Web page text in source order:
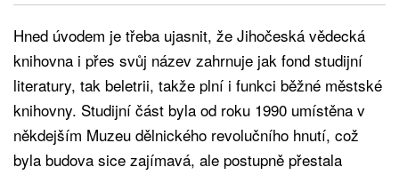
Hned úvodem je třeba ujasnit, že Jihočeská vědecká
knihovna i přes svůj název zahrnuje jak fond studijní
literatury, tak beletrii, takže plní i funkci běžné městské
knihovny. Studijní část byla od roku 1990 umístěna v
někdejším Muzeu dělnického revolučního hnutí, což
byla budova sice zajímavá, ale postupně přestala